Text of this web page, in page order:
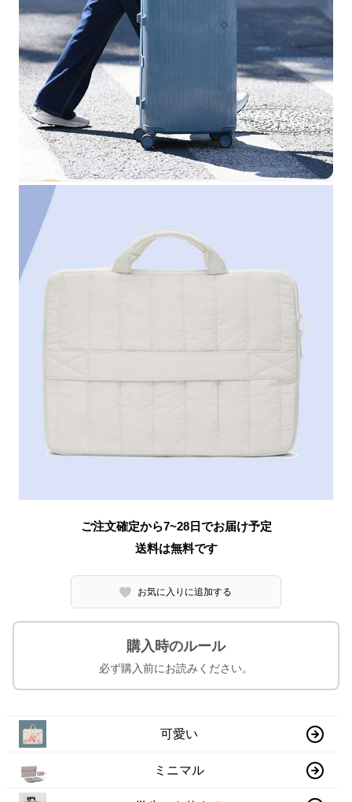
ご注文確定から7~28日でお届け予定
送料は無料です
お気に入りに追加する
購入時のルール
必ず購入前にお読みください。
可愛い
ミニマル